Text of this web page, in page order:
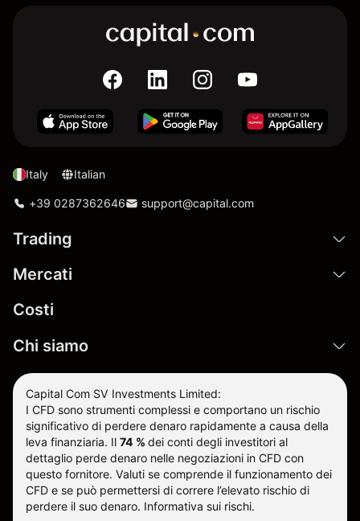
Italy Italian
+39 0287362646 support@capital.com
Trading
Mercati
Costi
Chi siamo
Capital Com SV Investments Limited:
I CFD sono strumenti complessi e comportano un rischio
significativo di perdere denaro rapidamente a causa della
leva finanziaria. Il 74 % dei conti degli investitori al
dettaglio perde denaro nelle negoziazioni in CFD con
questo fornitore. Valuti se comprende il funzionamento dei
CFD e se può permettersi di correre l’elevato rischio di
perdere il suo denaro. Informativa sui rischi.